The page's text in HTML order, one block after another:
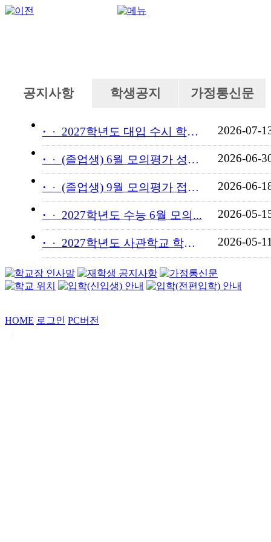
공지사항 학생공지 가정통신문
· 2027학년도 대입 수시 학교... 2026-07-
· (졸업생) 6월 모의평가 성적... 2026-06-
· (졸업생) 9월 모의평가 접수... 2026-06-
· 2027학년도 수능 6월 모의... 2026-05-
· 2027학년도 사관학교 학교장... 2026-05-
HOME 로그인 PC버전